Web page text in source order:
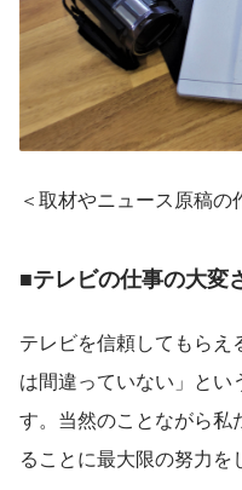
＜取材やニュース原稿
■テレビの仕事の大変
テレビを信頼してもらえ
は間違っていない」とい
す。当然のことながら私
ることに最大限の努力を